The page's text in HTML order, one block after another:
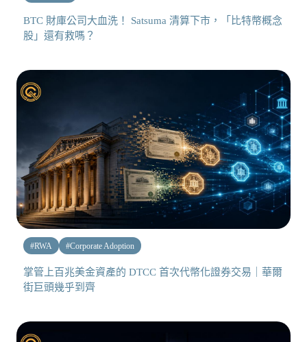
BTC 財庫公司大血洗！ Satsuma 清算下市，「比特幣概念
股」還有救嗎？
#RWA #Corporate Adoption
掌管上百兆美金資產的 DTCC 首次代幣化證券交易｜華爾
街巨頭幾乎到齊